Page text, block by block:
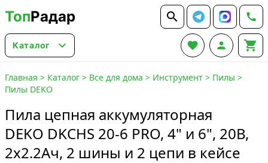
ТопРадар  
Каталог    
Главная > Каталог > Все для дома > Инструмент > Пилы >
Пилы DEKO
Пила цепная аккумуляторная
DEKO DKCHS 20-6 PRO, 4" и 6", 20В,
2x2.2Ач, 2 шины и 2 цепи в кейсе